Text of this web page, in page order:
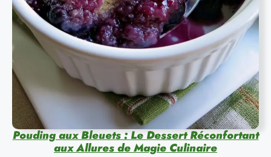
Pouding aux Bleuets : Le Dessert Réconfortant
aux Allures de Magie Culinaire